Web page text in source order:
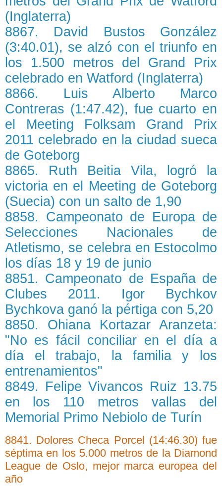
(Inglaterra)
8867. David Bustos González
(3:40.01), se alzó con el triunfo en
los 1.500 metros del Grand Prix
celebrado en Watford (Inglaterra)
8866. Luis Alberto Marco
Contreras (1:47.42), fue cuarto en
el Meeting Folksam Grand Prix
2011 celebrado en la ciudad sueca
de Goteborg
8865. Ruth Beitia Vila, logró la
victoria en el Meeting de Goteborg
(Suecia) con un salto de 1,90
8858. Campeonato de Europa de
Selecciones Nacionales de
Atletismo, se celebra en Estocolmo
los días 18 y 19 de junio
8851. Campeonato de España de
Clubes 2011. Igor Bychkov
Bychkova ganó la pértiga con 5,20
8850. Ohiana Kortazar Aranzeta:
"No es fácil conciliar en el día a
día el trabajo, la familia y los
entrenamientos"
8849. Felipe Vivancos Ruiz 13.75
en los 110 metros vallas del
Memorial Primo Nebiolo de Turín
8841. Dolores Checa Porcel (14:46.30) fue
séptima en los 5.000 metros de la Diamond
League de Oslo, mejor marca europea del
año